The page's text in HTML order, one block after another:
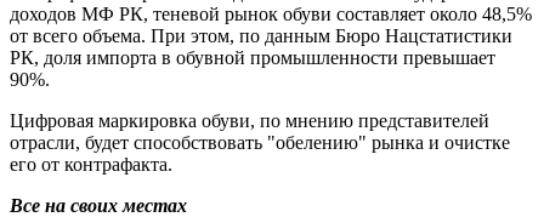
доходов МФ РК, теневой рынок обуви составляет около 48,5%
от всего объема. При этом, по данным Бюро Нацстатистики
РК, доля импорта в обувной промышленности превышает
90%.
Цифровая маркировка обуви, по мнению представителей
отрасли, будет способствовать "обелению" рынка и очистке
его от контрафакта.
Все на своих местах